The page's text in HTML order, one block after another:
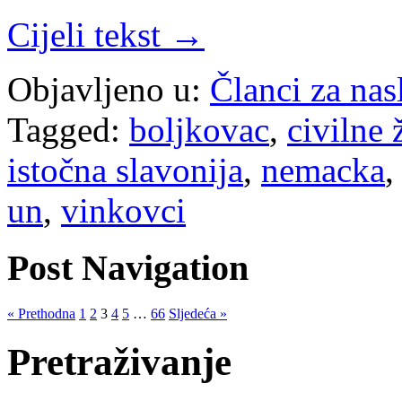
Cijeli tekst →
Objavljeno u: Članci za
Tagged: boljkovac, civilne
istočna slavonija, nemacka,
un, vinkovci
Post Navigation
« Prethodna 1 2 3 4 5 … 66 Sljedeća »
Pretraživanje